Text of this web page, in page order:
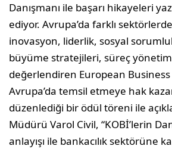
Danışmanı ile başarı hikayeleri
ediyor. Avrupa’da farklı
inovasyon, liderlik, sosyal
büyüme stratejileri, süreç
değerlendiren European Business
Avrupa’da temsil etmeye hak
düzenlediği bir ödül töreni ile
Müdürü Varol Civil, “KOBİ’lerin
anlayışı ile bankacılık sektörüne